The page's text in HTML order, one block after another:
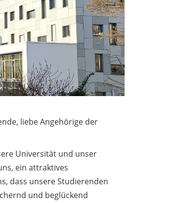
liebe Angehörige der
Universität und unser
ein attraktives
dass unsere Studierenden
und beglückend